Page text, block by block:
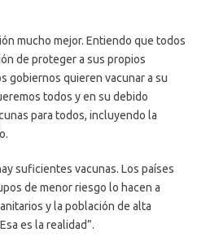
mucho mejor. Entiendo que todos
de proteger a sus propios
gobiernos quieren vacunar a su
todos y en su debido
para todos, incluyendo la
suficientes vacunas. Los países
de menor riesgo lo hacen a
y la población de alta
es la realidad”.